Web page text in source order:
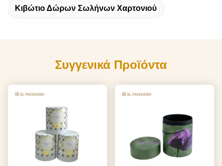
Κιβώτιο Δώρων Σωλήνων Χαρτονιού
Συγγενικά Προϊόντα